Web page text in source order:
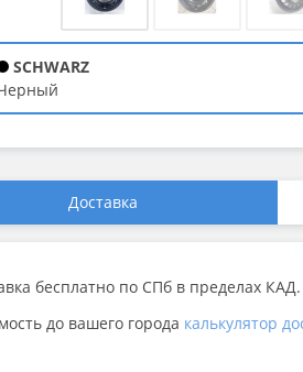
SCHWARZ
черный
Доставка
бесплатно по СПб в пределах КАД.
до вашего города калькулятор